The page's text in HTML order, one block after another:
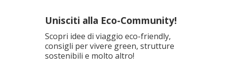
Unisciti alla Eco-Community!
Scopri idee di viaggio eco-friendly,
consigli per vivere green, strutture
sostenibili e molto altro!